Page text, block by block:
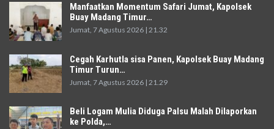
Manfaatkan Momentum Safari Jumat, Kapolsek
Buay Madang Timur…
Jumat, 7 Agustus 2026 | 21.32
Cegah Karhutla sisa Panen, Kapolsek Buay Madang
Timur Turun…
Jumat, 7 Agustus 2026 | 21.29
Beli Logam Mulia Diduga Palsu Malah Dilaporkan
ke Polda,…